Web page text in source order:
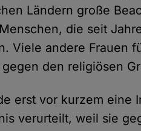
Ländern große
die seit
Viele andere Frauen
gegen den religiösen
erst vor kurzem eine
verurteilt, weil sie